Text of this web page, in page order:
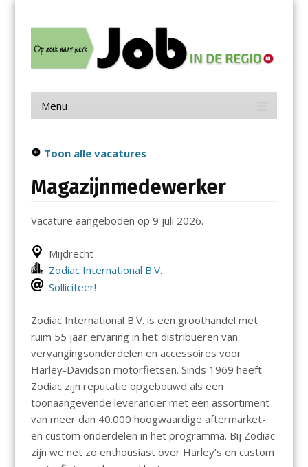
contentJob in de Regio
Menu
Toon alle vacatures
Magazijnmedewerker
Vacature aangeboden op 9 juli 2026.
Mijdrecht
Zodiac International B.V.
Solliciteer!
Zodiac International B.V. is een groothandel met
ruim 55 jaar ervaring in het distribueren van
vervangingsonderdelen en accessoires voor
Harley-Davidson motorfietsen. Sinds 1969 heeft
Zodiac zijn reputatie opgebouwd als een
toonaangevende leverancier met een assortiment
van meer dan 40.000 hoogwaardige aftermarket-
en custom onderdelen in het programma. Bij Zodiac
zijn we net zo enthousiast over Harley’s en custom